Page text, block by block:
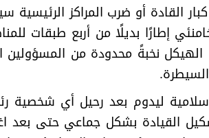
كبار القادة أو ضرب المراكز
إطارًا بديلًا من أربع طبقات
نخبةً محدودة من
.
ليدوم بعد رحيل أي شخصية
القيادة بشكل جماعي حتى